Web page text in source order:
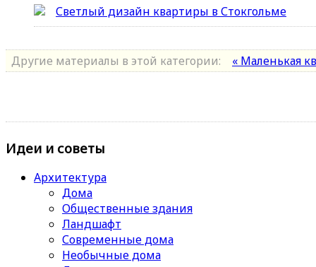
Светлый дизайн квартиры в Стокгольме
Другие материалы в этой категории: « Маленькая
Идеи и советы
Архитектура
Дома
Общественные здания
Ландшафт
Современные дома
Необычные дома